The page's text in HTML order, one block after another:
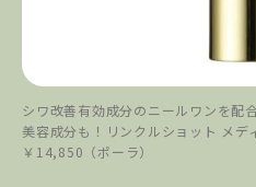
シワ改善有効成分のニールワンを配
美容成分も！リンクルショット メ
￥14,850（ポーラ）